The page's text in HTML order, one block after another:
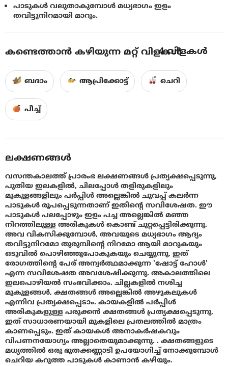
പാടുകൾ വലുതാകുമ്പോൾ മധ്യഭാഗം ഇളം
തവിട്ടുനിറമായി മാറും.
കണ്ടെത്താൻ കഴിയുന്ന മറ്റ് വിളകൾ
4വിളകൾ
ബദാം ആപ്രിക്കോട്ട് ചെറി
പീച്ച്
ലക്ഷണങ്ങൾ
വസന്തകാലത്ത് പ്രാരംഭ ലക്ഷണങ്ങൾ പ്രത്യക്ഷപ്പെടുന്നു,
പുതിയ ഇലകളിൽ, ചിലപ്പോൾ തളിരുകളിലും
മുകുളങ്ങളിലും പർപ്പിൾ അല്ലെങ്കിൽ ചുവപ്പ് കലർന്ന
പാടുകൾ രൂപപ്പെടുന്നതാണ് ഇതിന്റെ സവിശേഷത. ഈ
പാടുകൾ പലപ്പോഴും ഇളം പച്ച അല്ലെങ്കിൽ മഞ്ഞ
നിറത്തിലുള്ള അരികുകൾ കൊണ്ട് ചുറ്റപ്പെട്ടിരിക്കുന്നു.
അവ വികസിക്കുമ്പോൾ, അവയുടെ മധ്യഭാഗം ആദ്യം
തവിട്ടുനിറമോ തുരുമ്പിന്റെ നിറമോ ആയി മാറുകയും
ഒടുവിൽ പൊഴിഞ്ഞുപോകുകയും ചെയ്യുന്നു, ഇത്
രോഗത്തിന്റെ പേര് അന്വർത്ഥമാക്കുന്ന 'ഷോട്ട് ഹോൾ'
എന്ന സവിശേഷത അവശേഷിക്കുന്നു. അകാലത്തിലെ
ഇലപൊഴിയൽ സംഭവിക്കാം. ചില്ലകളിൽ നശിച്ച
മുകുളങ്ങൾ, ക്ഷതങ്ങൾ അല്ലെങ്കിൽ അഴുകലുകൾ
എന്നിവ പ്രത്യക്ഷപ്പെടാം. കായകളിൽ പർപ്പിൾ
അരികുകളുള്ള പരുക്കൻ ക്ഷതങ്ങൾ പ്രത്യക്ഷപ്പെടുന്നു,
ഇത് സാധാരണയായി മുകളിലെ പ്രതലത്തിൽ മാത്രം
കാണപ്പെടും. ഇത് കായകൾ അനാകർഷകവും
വിപണനയോഗ്യം അല്ലാതെയുമാക്കുന്നു. . ക്ഷതങ്ങളുടെ
മധ്യത്തിൽ ഒരു ഭൂതക്കണ്ണാടി ഉപയോഗിച്ച് നോക്കുമ്പോൾ
ചെറിയ കറുത്ത പാടുകൾ കാണാൻ കഴിയും.